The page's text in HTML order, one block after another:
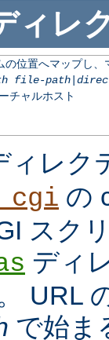
ィレ
の位置へマップし
file-path|
チャルホスト
ィレク
の
スク
ディ
URL
で始ま